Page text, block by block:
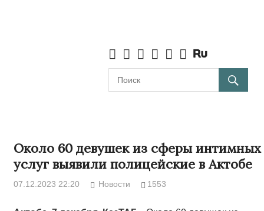
Около 60 девушек из сферы интимных
услуг выявили полицейские в Актобе
07.12.2023 22:20 Новости 1553